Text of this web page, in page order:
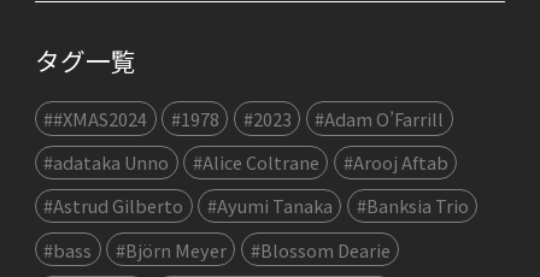
タグ一覧
##XMAS2024 #1978 #2023
#Adam O’Farrill
#adataka Unno
#Alice Coltrane
#Arooj Aftab
#Astrud Gilberto
#Ayumi Tanaka
#Banksia Trio
#bass
#Björn Meyer
#Blossom Dearie